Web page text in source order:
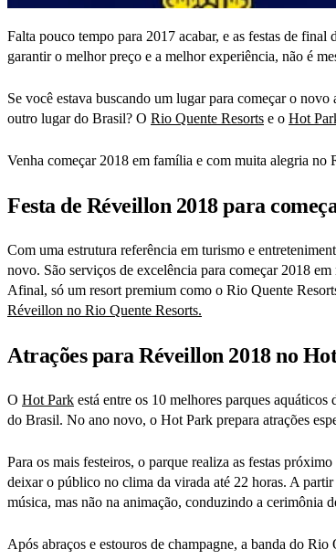
Falta pouco tempo para 2017 acabar, e as festas de
garantir o melhor preço e a melhor experiência, não é
Se você estava buscando um lugar para começar o
outro lugar do Brasil? O Rio Quente Resorts e o Hot
Venha começar 2018 em família e com muita alegria no
Festa de Réveillon 2018 para
Com uma estrutura referência em turismo e
novo. São serviços de excelência para começar 2018
Afinal, só um resort premium como o Rio Quente
Réveillon no Rio Quente Resorts.
Atrações para Réveillon 2018 no
O Hot Park está entre os 10 melhores parques
do Brasil. No ano novo, o Hot Park prepara atrações
Para os mais festeiros, o parque realiza as festas
deixar o público no clima da virada até 22 horas. A
música, mas não na animação, conduzindo a cerimônia
Após abraços e estouros de champagne, a banda do